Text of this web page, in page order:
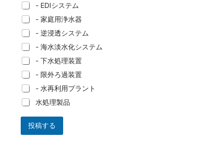
- EDIシステム
- 家庭用浄水器
- 逆浸透システム
- 海水淡水化システム
- 下水処理装置
- 限外ろ過装置
- 水再利用プラント
水処理製品
投稿する